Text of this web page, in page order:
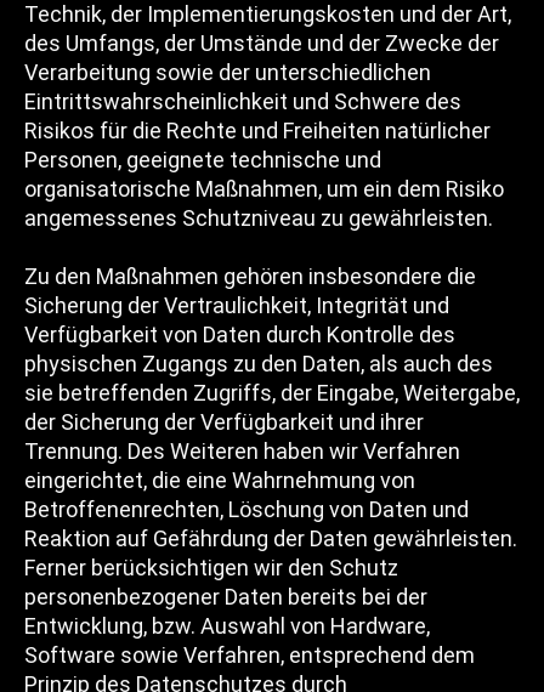
Technik, der Implementierungskosten und der Art,
des Umfangs, der Umstände und der Zwecke der
Verarbeitung sowie der unterschiedlichen
Eintrittswahrscheinlichkeit und Schwere des
Risikos für die Rechte und Freiheiten natürlicher
Personen, geeignete technische und
organisatorische Maßnahmen, um ein dem Risiko
angemessenes Schutzniveau zu gewährleisten.
Zu den Maßnahmen gehören insbesondere die
Sicherung der Vertraulichkeit, Integrität und
Verfügbarkeit von Daten durch Kontrolle des
physischen Zugangs zu den Daten, als auch des
sie betreffenden Zugriffs, der Eingabe, Weitergabe,
der Sicherung der Verfügbarkeit und ihrer
Trennung. Des Weiteren haben wir Verfahren
eingerichtet, die eine Wahrnehmung von
Betroffenenrechten, Löschung von Daten und
Reaktion auf Gefährdung der Daten gewährleisten.
Ferner berücksichtigen wir den Schutz
personenbezogener Daten bereits bei der
Entwicklung, bzw. Auswahl von Hardware,
Software sowie Verfahren, entsprechend dem
Prinzip des Datenschutzes durch